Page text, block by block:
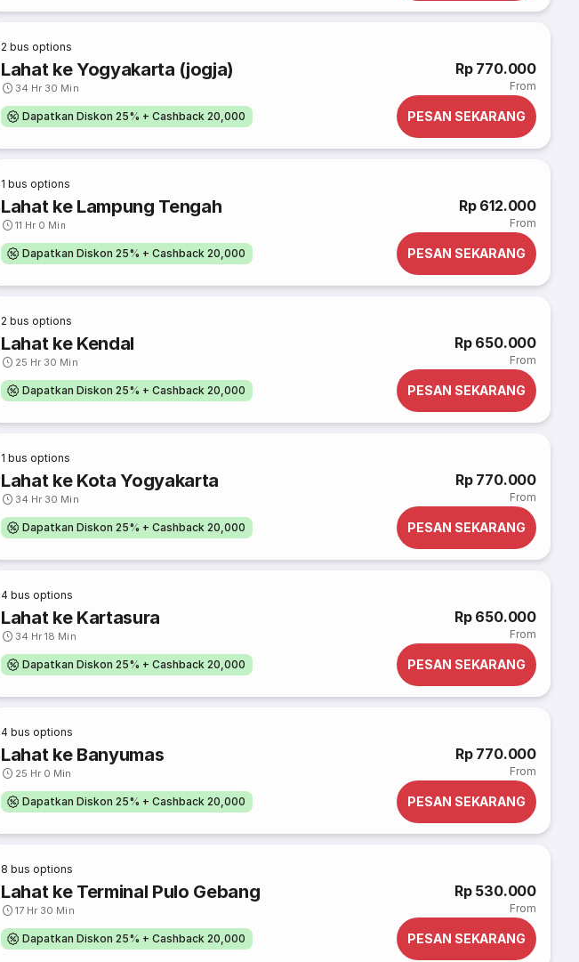
2 bus options
Lahat ke Yogyakarta (jogja)
34 Hr 30 Min
Rp 770.000
From
Dapatkan Diskon 25% + Cashback 20,000 PESAN SEKARANG
1 bus options
Lahat ke Lampung Tengah
11 Hr 0 Min
Rp 612.000
From
Dapatkan Diskon 25% + Cashback 20,000 PESAN SEKARANG
2 bus options
Lahat ke Kendal
25 Hr 30 Min
Rp 650.000
From
Dapatkan Diskon 25% + Cashback 20,000 PESAN SEKARANG
1 bus options
Lahat ke Kota Yogyakarta
34 Hr 30 Min
Rp 770.000
From
Dapatkan Diskon 25% + Cashback 20,000 PESAN SEKARANG
4 bus options
Lahat ke Kartasura
34 Hr 18 Min
Rp 650.000
From
Dapatkan Diskon 25% + Cashback 20,000 PESAN SEKARANG
4 bus options
Lahat ke Banyumas
25 Hr 0 Min
Rp 770.000
From
Dapatkan Diskon 25% + Cashback 20,000 PESAN SEKARANG
8 bus options
Lahat ke Terminal Pulo Gebang
17 Hr 30 Min
Rp 530.000
From
Dapatkan Diskon 25% + Cashback 20,000 PESAN SEKARANG